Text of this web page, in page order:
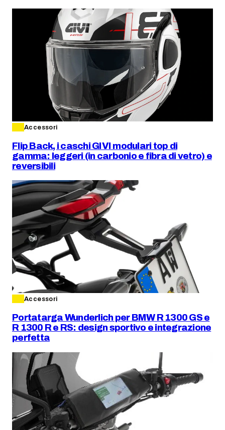
Accessori
Flip Back, i caschi GIVI modulari top di
gamma: leggeri (in carbonio e fibra di vetro) e
reversibili
Accessori
Portatarga Wunderlich per BMW R 1300 GS e
R 1300 R e RS: design sportivo e integrazione
perfetta